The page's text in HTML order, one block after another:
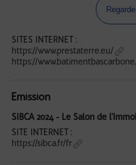
SITES INTERNET :
https://www.prestaterre.eu/
https://
Emission
SIBCA 2024 - Le Salon de
SITE INTERNET :
https://sibca.fr/fr